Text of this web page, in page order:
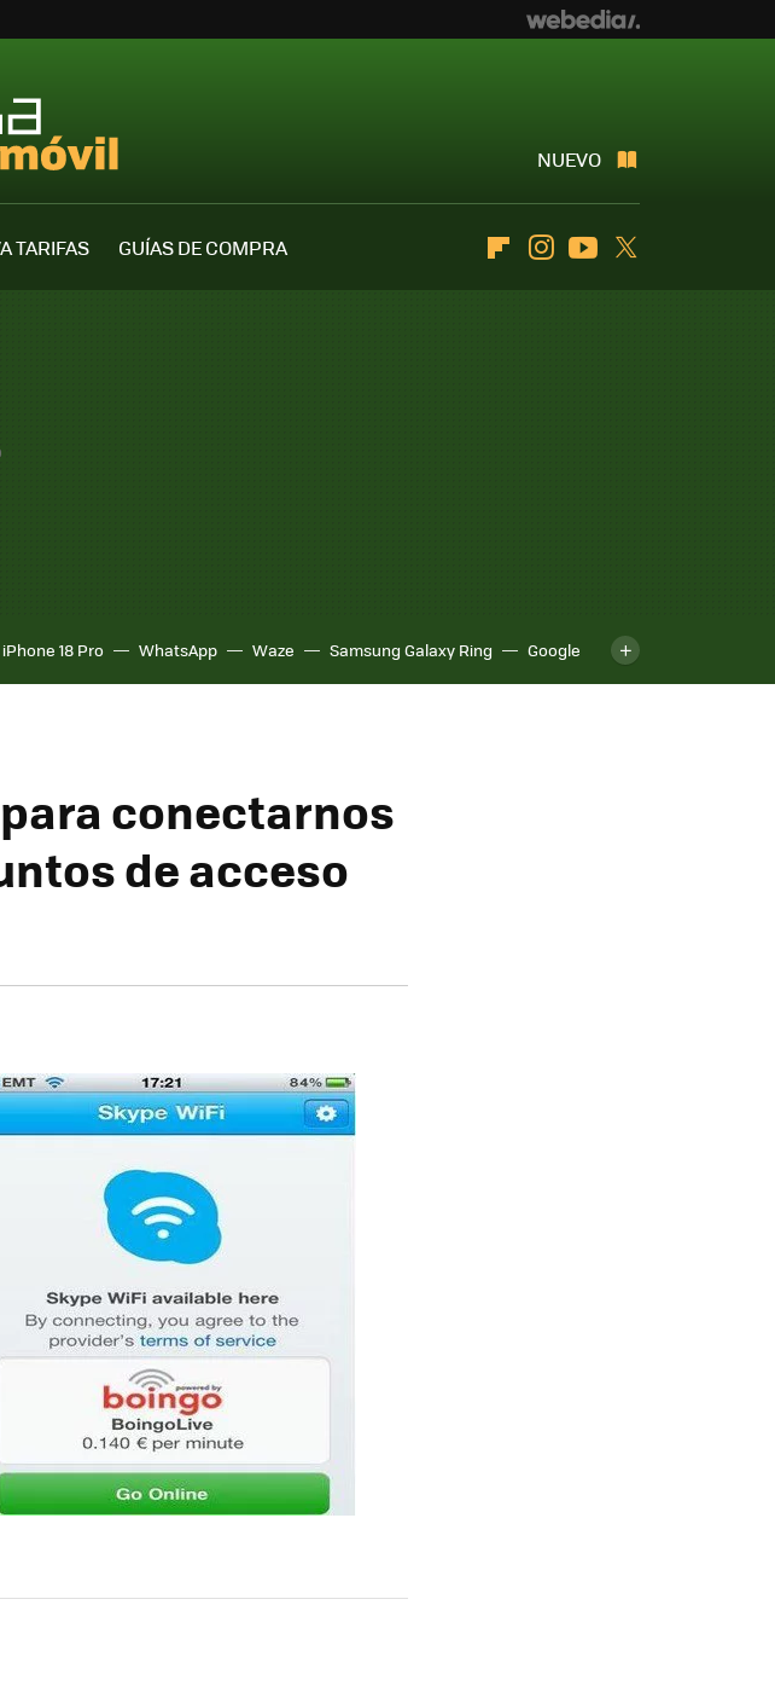
NUEVO
TARIFAS
GUÍAS DE COMPRA
FlipboardInstagramYoutube
iPhone 18 Pro WhatsApp Waze Samsung Galaxy Ring
Google
para conectarnos
de acceso